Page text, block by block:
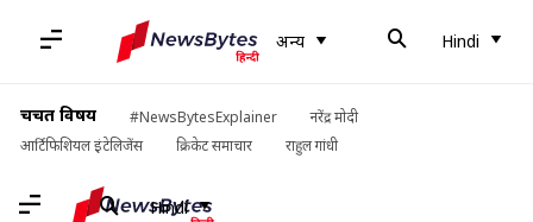
अन्य Hindi
चर्चित विषय #NewsBytesExplainer
नरेंद्र मोदी
आर्टिफिशियल इंटेलिजेंस
क्रिकेट समाचार राहुल गांधी
Hindi